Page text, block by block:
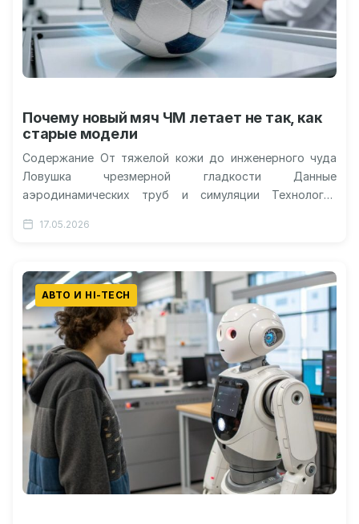
Почему новый мяч ЧМ летает не так, как
старые модели
Содержание От тяжелой кожи до инженерного чуда
Ловушка чрезмерной гладкости Данные
аэродинамических труб и симуляции Технологии
Скорость перехода в…
17.05.2026
АВТО И HI-TECH